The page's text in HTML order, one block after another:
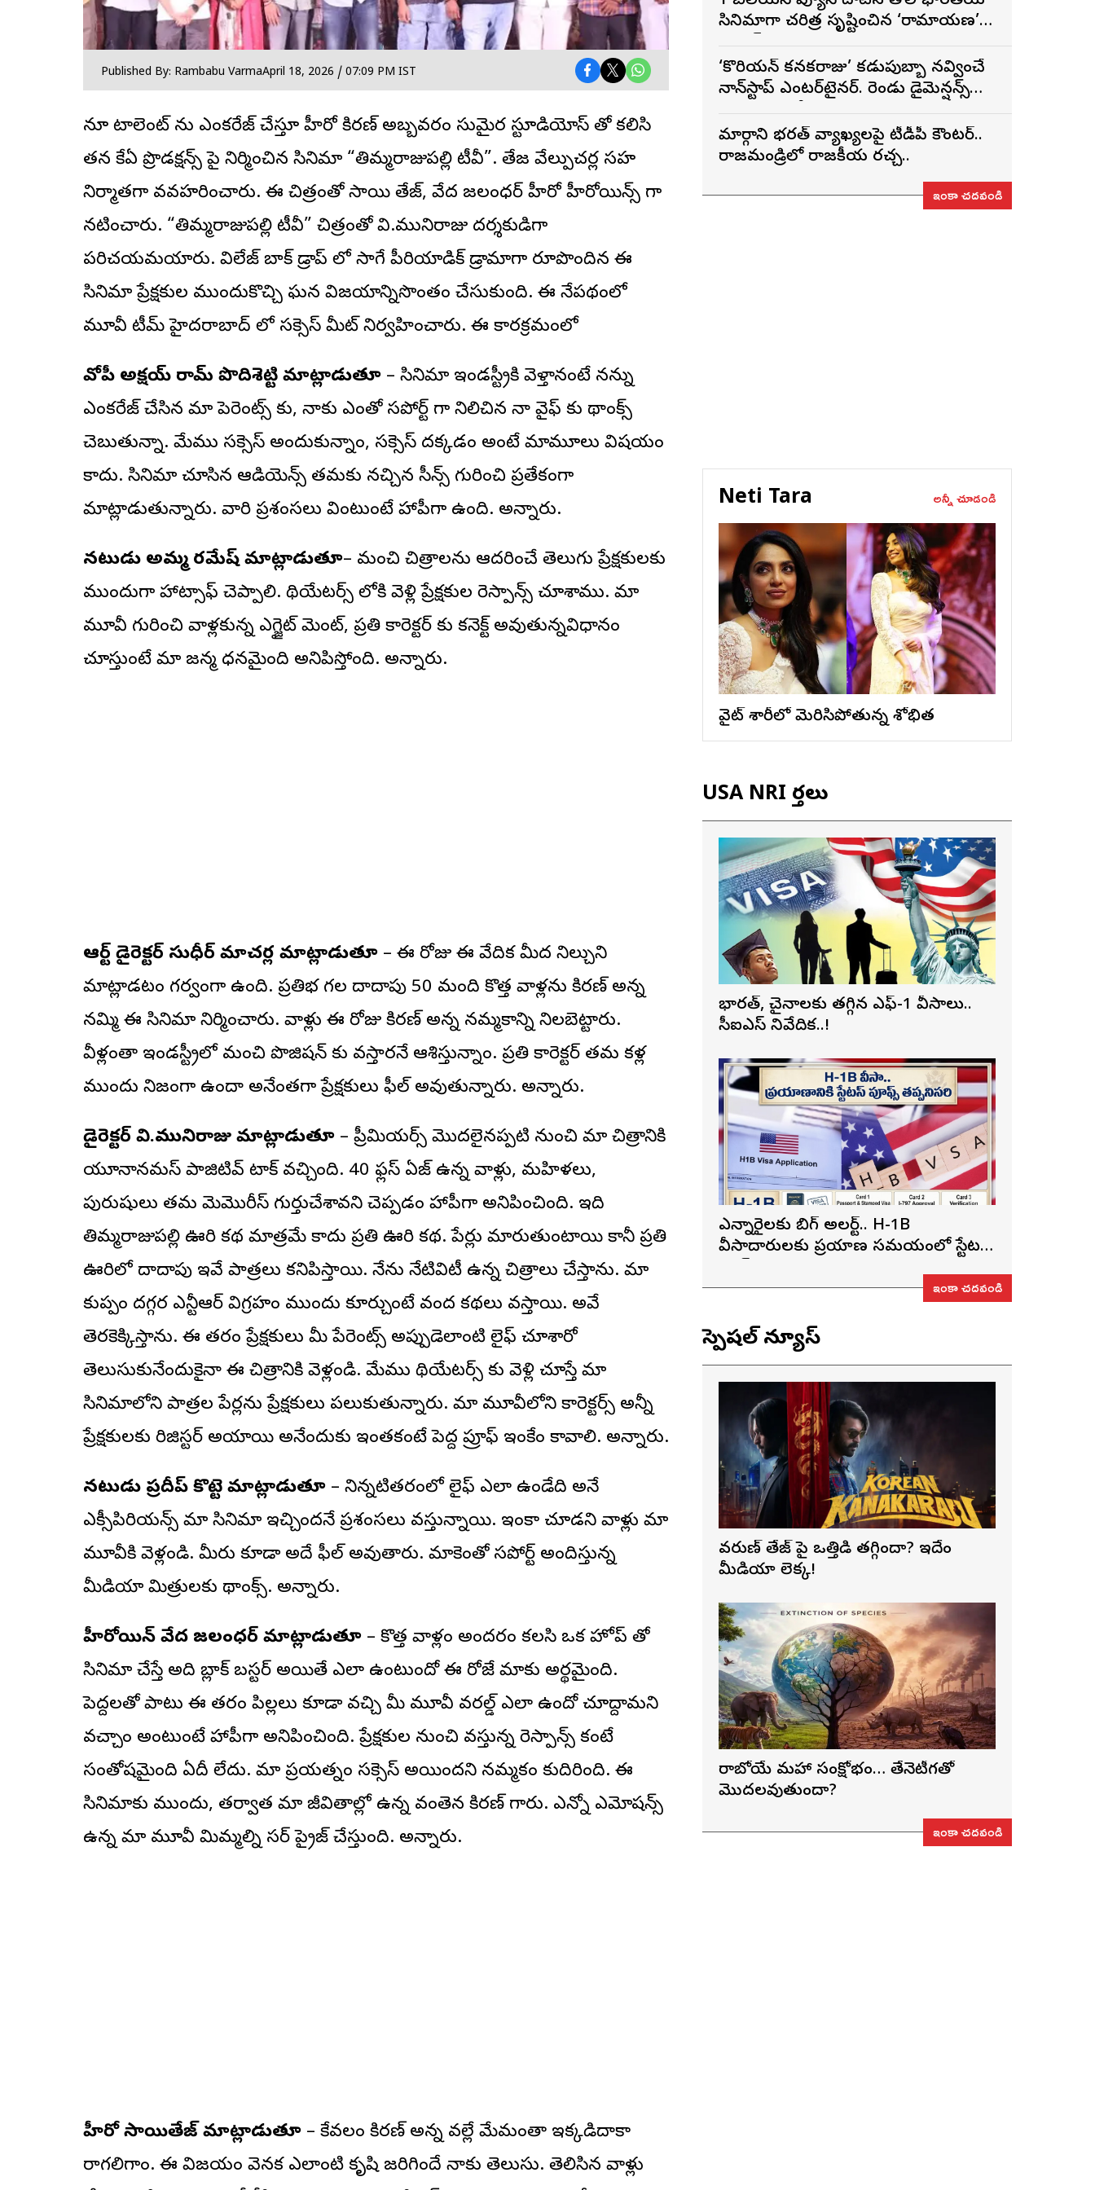
Published By: Rambabu VarmaApril 18, 2026 / 07:09 PM IST
న్యూ టాలెంట్ ను ఎంకరేజ్ చేస్తూ హీరో కిరణ్ అబ్బవరం సుమైర స్టూడియోస్ తో కలిసి
తన కేఏ ప్రొడక్షన్స్ పై నిర్మించిన సినిమా “తిమ్మరాజుపల్లి టీవీ”. తేజ వేల్పుచర్ల సహ
నిర్మాతగా వ్యవహరించారు. ఈ చిత్రంతో సాయి తేజ్, వేద జలంధర్ హీరో హీరోయిన్స్ గా
నటించారు. “తిమ్మరాజుపల్లి టీవీ” చిత్రంతో వి.మునిరాజు దర్శకుడిగా
పరిచయమయ్యారు. విలేజ్ బ్యాక్ డ్రాప్ లో సాగే పీరియాడిక్ డ్రామాగా రూపొందిన ఈ
సినిమా ప్రేక్షకుల ముందుకొచ్చి ఘన విజయాన్నిసొంతం చేసుకుంది. ఈ నేపథ్యంలో
మూవీ టీమ్ హైదరాబాద్ లో సక్సెస్ మీట్ నిర్వహించారు. ఈ కార్యక్రమంలో
డీవోపీ అక్షయ్ రామ్ పొదిశెట్టి మాట్లాడుతూ – సినిమా ఇండస్ట్రీకి వెళ్తానంటే నన్ను
ఎంకరేజ్ చేసిన మా పెరెంట్స్ కు, నాకు ఎంతో సపోర్ట్ గా నిలిచిన నా వైఫ్ కు థ్యాంక్స్
చెబుతున్నా. మేము సక్సెస్ అందుకున్నాం, సక్సెస్ దక్కడం అంటే మామూలు విషయం
కాదు. సినిమా చూసిన ఆడియెన్స్ తమకు నచ్చిన సీన్స్ గురించి ప్రత్యేకంగా
మాట్లాడుతున్నారు. వారి ప్రశంసలు వింటుంటే హ్యాపీగా ఉంది. అన్నారు.
నటుడు అమ్మ రమేష్ మాట్లాడుతూ– మంచి చిత్రాలను ఆదరించే తెలుగు ప్రేక్షకులకు
ముందుగా హ్యాట్సాఫ్ చెప్పాలి. థియేటర్స్ లోకి వెళ్లి ప్రేక్షకుల రెస్పాన్స్ చూశాము. మా
మూవీ గురించి వాళ్లకున్న ఎగ్జైట్ మెంట్, ప్రతి క్యారెక్టర్ కు కనెక్ట్ అవుతున్నవిధానం
చూస్తుంటే మా జన్మ ధన్యమైంది అనిపిస్తోంది. అన్నారు.
ఆర్ట్ డైరెక్టర్ సుధీర్ మాచర్ల మాట్లాడుతూ – ఈ రోజు ఈ వేదిక మీద నిల్చుని
మాట్లాడటం గర్వంగా ఉంది. ప్రతిభ గల దాదాపు 50 మంది కొత్త వాళ్లను కిరణ్ అన్న
నమ్మి ఈ సినిమా నిర్మించారు. వాళ్లు ఈ రోజు కిరణ్ అన్న నమ్మకాన్ని నిలబెట్టారు.
వీళ్లంతా ఇండస్ట్రీలో మంచి పొజిషన్ కు వస్తారనే ఆశిస్తున్నాం. ప్రతి క్యారెక్టర్ తమ కళ్ల
ముందు నిజంగా ఉందా అనేంతగా ప్రేక్షకులు ఫీల్ అవుతున్నారు. అన్నారు.
డైరెక్టర్ వి.మునిరాజు మాట్లాడుతూ – ప్రీమియర్స్ మొదలైనప్పటి నుంచి మా చిత్రానికి
యూనానమస్ పాజిటివ్ టాక్ వచ్చింది. 40 ఫ్లస్ ఏజ్ ఉన్న వాళ్లు, మహిళలు,
పురుషులు తమ మెమొరీస్ గుర్తుచేశావని చెప్పడం హ్యాపీగా అనిపించింది. ఇది
తిమ్మరాజుపల్లి ఊరి కథ మాత్రమే కాదు ప్రతి ఊరి కథ. పేర్లు మారుతుంటాయి కానీ ప్రతి
ఊరిలో దాదాపు ఇవే పాత్రలు కనిపిస్తాయి. నేను నేటివిటీ ఉన్న చిత్రాలు చేస్తాను. మా
కుప్పం దగ్గర ఎన్టీఆర్ విగ్రహం ముందు కూర్చుంటే వంద కథలు వస్తాయి. అవే
తెరకెక్కిస్తాను. ఈ తరం ప్రేక్షకులు మీ పేరెంట్స్ అప్పుడెలాంటి లైఫ్ చూశారో
తెలుసుకునేందుకైనా ఈ చిత్రానికి వెళ్లండి. మేము థియేటర్స్ కు వెళ్లి చూస్తే మా
సినిమాలోని పాత్రల పేర్లను ప్రేక్షకులు పలుకుతున్నారు. మా మూవీలోని క్యారెక్టర్స్ అన్నీ
ప్రేక్షకులకు రిజిస్టర్ అయ్యాయి అనేందుకు ఇంతకంటే పెద్ద ప్రూఫ్ ఇంకేం కావాలి. అన్నారు.
నటుడు ప్రదీప్ కొట్టె మాట్లాడుతూ – నిన్నటితరంలో లైఫ్ ఎలా ఉండేది అనే
ఎక్సీపిరియన్స్ మా సినిమా ఇచ్చిందనే ప్రశంసలు వస్తున్నాయి. ఇంకా చూడని వాళ్లు మా
మూవీకి వెళ్లండి. మీరు కూడా అదే ఫీల్ అవుతారు. మాకెంతో సపోర్ట్ అందిస్తున్న
మీడియా మిత్రులకు థ్యాంక్స్. అన్నారు.
హీరోయిన్ వేద జలంధర్ మాట్లాడుతూ – కొత్త వాళ్లం అందరం కలసి ఒక హోప్ తో
సినిమా చేస్తే అది బ్లాక్ బస్టర్ అయితే ఎలా ఉంటుందో ఈ రోజే మాకు అర్థమైంది.
పెద్దలతో పాటు ఈ తరం పిల్లలు కూడా వచ్చి మీ మూవీ వరల్డ్ ఎలా ఉందో చూద్దామని
వచ్చాం అంటుంటే హ్యాపీగా అనిపించింది. ప్రేక్షకుల నుంచి వస్తున్న రెస్పాన్స్ కంటే
సంతోషమైంది ఏదీ లేదు. మా ప్రయత్నం సక్సెస్ అయ్యిందని నమ్మకం కుదిరింది. ఈ
సినిమాకు ముందు, తర్వాత మా జీవితాల్లో ఉన్న వంతెన కిరణ్ గారు. ఎన్నో ఎమోషన్స్
ఉన్న మా మూవీ మిమ్మల్ని సర్ ప్రైజ్ చేస్తుంది. అన్నారు.
హీరో సాయితేజ్ మాట్లాడుతూ – కేవలం కిరణ్ అన్న వల్లే మేమంతా ఇక్కడిదాకా
రాగలిగాం. ఈ విజయం వెనక ఎలాంటి కృషి జరిగిందే నాకు తెలుసు. తెలిసిన వాళ్లు
సినిమాగా చరిత్ర సృష్టించిన ‘రామాయణ’
‘కొరియన్ కనకరాజు’ కడుపుబ్బా నవ్వించే
నాన్‌స్టాప్ ఎంటర్‌టైనర్. రెండు డైమెన్షన్స్
సంతృప్తినిచ్చింది : వరుణ్ తేజ్
మార్గాని భరత్ వ్యాఖ్యలపై టీడీపీ కౌంటర్..
రాజమండ్రిలో రాజకీయ రచ్చ..
ఇంకా చదవండి
Neti Tara అన్నీ చూడండి
వైట్ శారీలో మెరిసిపోతున్న శోభిత
USA NRI వార్తలు
భారత్, చైనాలకు తగ్గిన ఎఫ్-1 వీసాలు..
సీఐఎస్ నివేదిక..!
ఎన్నారైలకు బిగ్ అలర్ట్.. H-1B
వీసాదారులకు ప్రయాణ సమయంలో స్టేటస్
ఇంకా చదవండి
స్పెషల్ న్యూస్
వరుణ్ తేజ్‌ పై ఒత్తిడి తగ్గిందా? ఇదేం
మీడియా లెక్క!
రాబోయే మహా సంక్షోభం… తేనెటీగతో
మొదలవుతుందా?
ఇంకా చదవండి